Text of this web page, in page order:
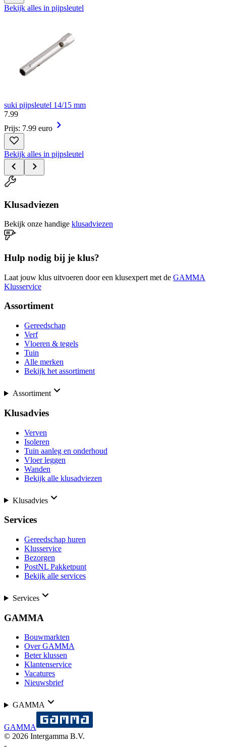
Bekijk alles in pijpsleutel
suki pijpsleutel 14/15 mm
7.99
Prijs: 7.99 euro
Bekijk alles in pijpsleutel
Klusadviezen
Bekijk onze handige klusadviezen
Hulp nodig bij je klus?
Laat jouw klus uitvoeren door een klusexpert met de GAMMA
Klusservice
Assortiment
Gereedschap
Verf
Vloeren & tegels
Tuin
Alle merken
Bekijk het assortiment
Assortiment
Klusadvies
Verven
Isoleren
Tuin aanleg en onderhoud
Vloer leggen
Wanden
Bekijk alle klusadviezen
Klusadvies
Services
Gereedschap huren
Klusservice
Bezorgen
PostNL Pakketpunt
Bekijk alle services
Services
GAMMA
Bouwmarkten
Over GAMMA
Beter klussen
Klantenservice
Vacatures
Nieuwsbrief
GAMMA
GAMMA
© 2026 Intergamma B.V.
-